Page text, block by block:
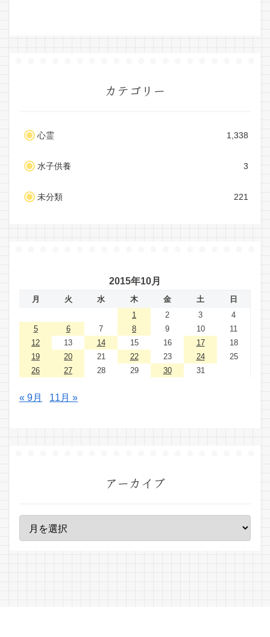
カテゴリー
心霊 1,338
水子供養 3
未分類 221
2015年10月
月 火 水 木 金 土
日
1
2 3
4
5
6 7 8 9 10
11
12
13 14 15 16 17
18
19
20 21 22 23 24
25
26
27 28 29 30 31
« 9月 11月 »
アーカイブ